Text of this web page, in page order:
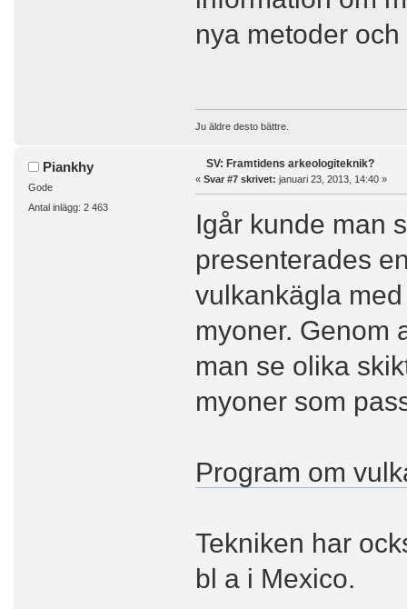
nya metoder och
Ju äldre desto bättre.
Piankhy
Gode
Antal inlägg: 2 463
SV: Framtidens arkeologiteknik?
« Svar #7 skrivet: januari 23, 2013, 14:40 »
Igår kunde man
presenterades
vulkankägla
myoner. Genom
man se olika
myoner som
Program om
Tekniken har
bl a i Mexico.